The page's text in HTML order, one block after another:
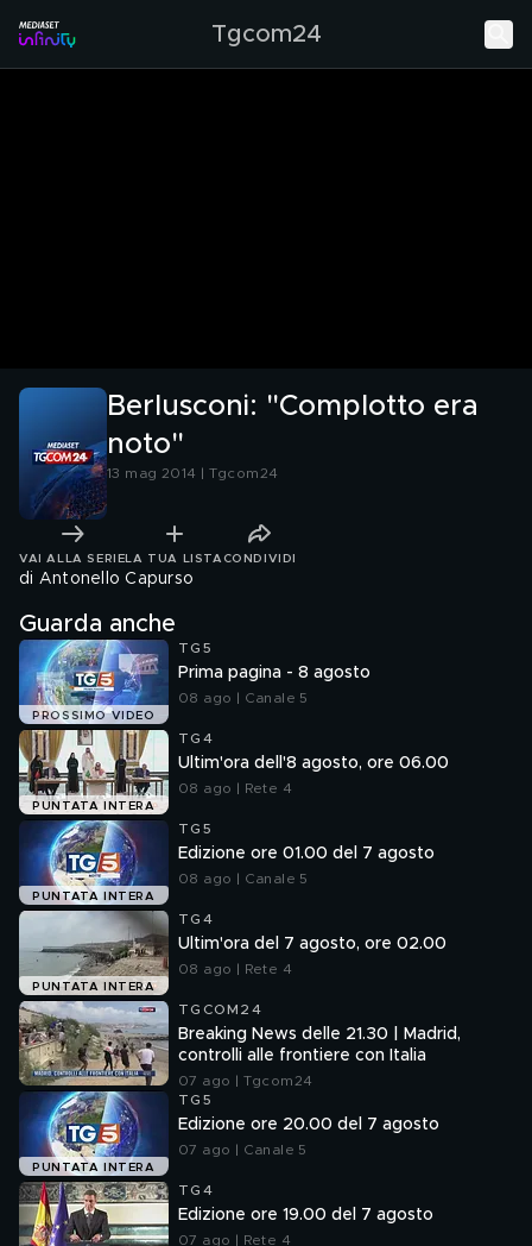
Tgcom24
Berlusconi: "Complotto era
noto"
13 mag 2014 | Tgcom24
VAI ALLA SERIE LA TUA LISTA CONDIVIDI
di Antonello Capurso
Guarda anche
PROSSIMO VIDEO
TG5
Prima pagina - 8 agosto
08 ago | Canale 5
PUNTATA INTERA
TG4
Ultim'ora dell'8 agosto, ore 06.00
08 ago | Rete 4
PUNTATA INTERA
TG5
Edizione ore 01.00 del 7 agosto
08 ago | Canale 5
PUNTATA INTERA
TG4
Ultim'ora del 7 agosto, ore 02.00
08 ago | Rete 4
TGCOM24
Breaking News delle 21.30 | Madrid,
controlli alle frontiere con Italia
07 ago | Tgcom24
PUNTATA INTERA
TG5
Edizione ore 20.00 del 7 agosto
07 ago | Canale 5
TG4
Edizione ore 19.00 del 7 agosto
07 ago | Rete 4